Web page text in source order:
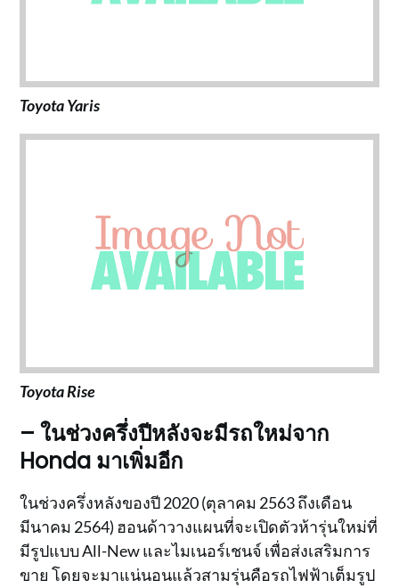
Toyota Yaris
Toyota Rise
– ในช่วงครึ่งปีหลังจะมีรถใหม่จาก
Honda มาเพิ่มอีก
ในช่วงครึ่งหลังของปี 2020 (ตุลาคม 2563 ถึงเดือน
มีนาคม 2564) ฮอนด้าวางแผนที่จะเปิดตัวห้ารุ่นใหม่ที่
มีรูปแบบ All-New และไมเนอร์เชนจ์ เพื่อส่งเสริมการ
ขาย โดยจะมาแน่นอนแล้วสามรุ่นคือรถไฟฟ้าเต็มรูป